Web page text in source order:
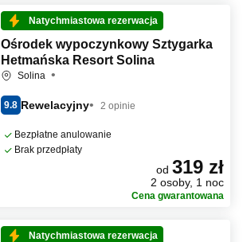
Natychmiastowa rezerwacja
Ośrodek wypoczynkowy Sztygarka
Hetmańska Resort Solina
Solina
9.8 Rewelacyjny 2 opinie
Bezpłatne anulowanie
Brak przedpłaty
od 319 zł
2 osoby, 1 noc
Cena gwarantowana
Natychmiastowa rezerwacja